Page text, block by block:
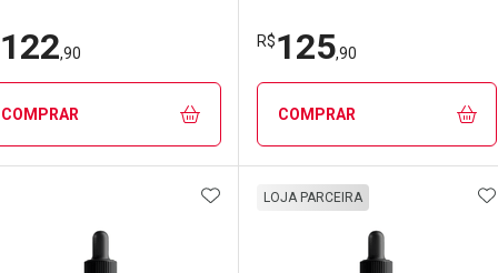
Ativar Desconto
Comprar sem Desconto
Comprar sem Desconto
Ativar Desconto
Comprar sem Desconto
Comprar sem Desconto
122,90
COMPRAR
FECHAR
FECHAR
Menos
R$125,90
COMPRAR
Laboratório
Por Menos
ADICIONAR AOS FAVORITOS
LOJA PARCEIRA